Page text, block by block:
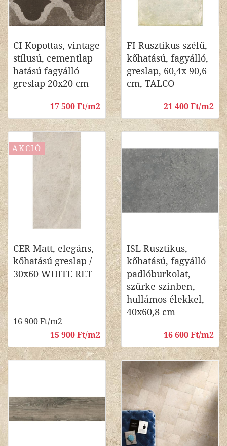
CI Kopottas, vintage
stílusú, cementlap
hatású fagyálló
greslap 20x20 cm
17 500 Ft/m2
FI Rusztikus szélű,
kőhatású, fagyálló,
greslap, 60,4x 90,6
cm, TALCO
21 400 Ft/m2
AKCIÓ
CER Matt, elegáns,
kőhatású greslap /
30x60 WHITE RET
16 900 Ft/m2
15 900 Ft/m2
ISL Rusztikus,
kőhatású, fagyálló
padlóburkolat,
szürke szinben,
hullámos élekkel,
40x60,8 cm
16 600 Ft/m2